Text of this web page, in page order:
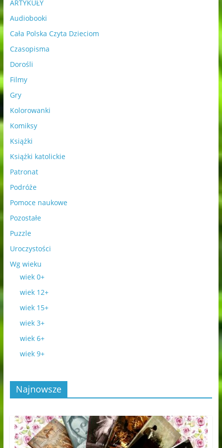
ARTYKUŁY
Audiobooki
Cała Polska Czyta Dzieciom
Czasopisma
Dorośli
Filmy
Gry
Kolorowanki
Komiksy
Książki
Książki katolickie
Patronat
Podróże
Pomoce naukowe
Pozostałe
Puzzle
Uroczystości
Wg wieku
wiek 0+
wiek 12+
wiek 15+
wiek 3+
wiek 6+
wiek 9+
Najnowsze